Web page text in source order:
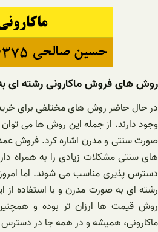
روش های فروش ماکارونی رشته ای
در حال حاضر روش های مختلفی برای
وجود دارند. از جمله این روش ها می
صورت سنتی و مدرن اشاره کرد. فروش
های سنتی مشکلات زیادی را به همراه
دسترس پذیری مناسب می شوند. اما
رشته ای به صورت مدرن و با استفاده از
روش قیمت ها ارزان تر بوده و
ماکارونی، همیشه و در همه جا در